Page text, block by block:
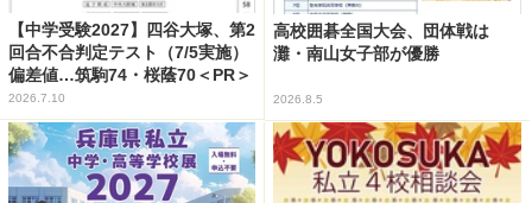
【中学受験2027】四谷大塚、第2
回合不合判定テスト（7/5実施）
偏差値…筑駒74・桜蔭70＜PR＞
2026.7.10
高校囲碁全国大会、団体戦は
灘・南山女子部が優勝
2026.8.5